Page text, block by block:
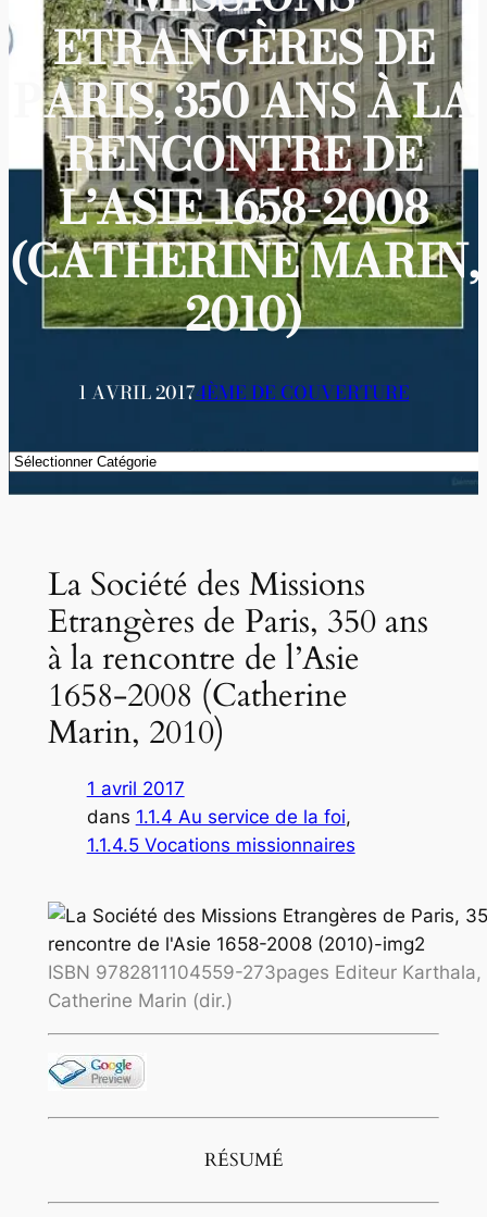
ETRANGÈRES DE
PARIS, 350 ANS À LA
RENCONTRE DE
L’ASIE 1658-2008
(CATHERINE MARIN,
2010)
1 AVRIL 20174ÈME DE COUVERTURE
Catégories
La Société des Missions
Etrangères de Paris, 350 ans
à la rencontre de l’Asie
1658-2008 (Catherine
Marin, 2010)
1 avril 2017
dans 1.1.4 Au service de la foi
1.1.4.5 Vocations missionnaires
ISBN 9782811104559-273pages Editeur Karthala,
Catherine Marin (dir.)
RÉSUMÉ